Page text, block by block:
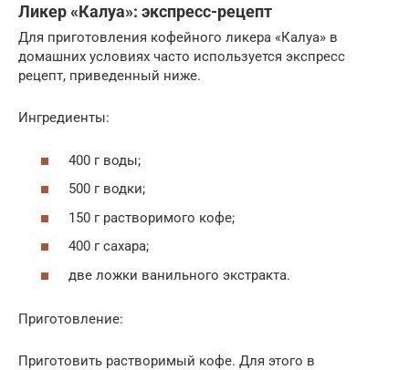
Ликер «Калуа»: экспресс-рецепт
Для приготовления кофейного ликера «Калуа» в
домашних условиях часто используется экспресс
рецепт, приведенный ниже.
Ингредиенты:
400 г воды;
500 г водки;
150 г растворимого кофе;
400 г сахара;
две ложки ванильного экстракта.
Приготовление:
Приготовить растворимый кофе. Для этого в